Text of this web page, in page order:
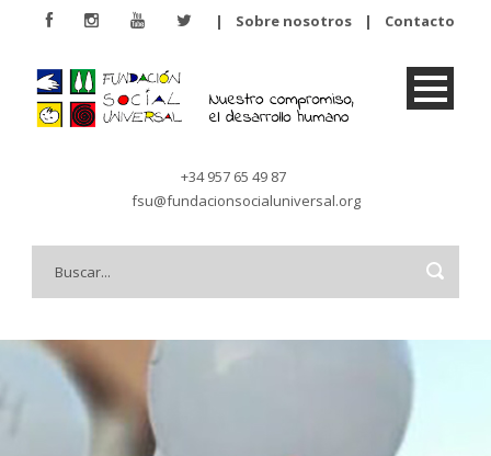
| Sobre nosotros | Contacto
+34 957 65 49 87
fsu@fundacionsocialuniversal.org